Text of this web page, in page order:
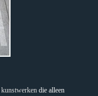
kunstwerken die alleen